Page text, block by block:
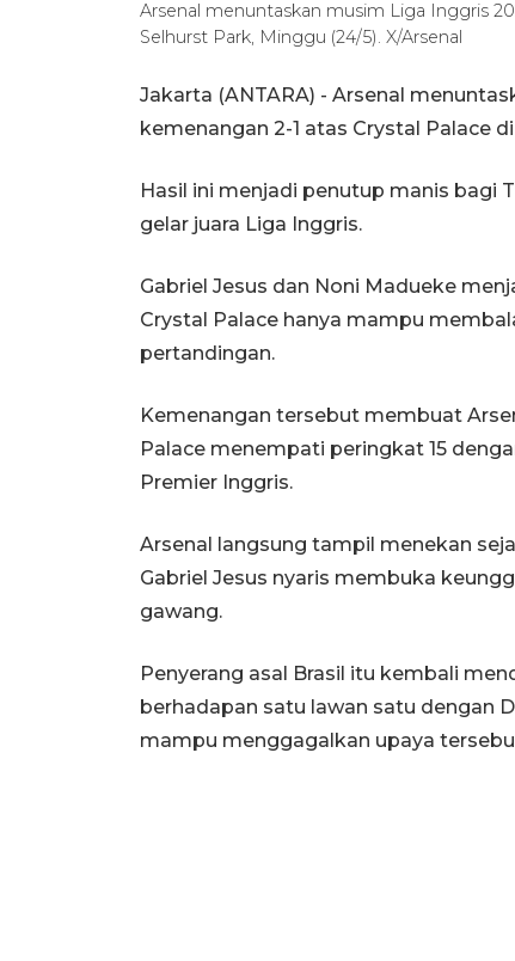
Arsenal menuntaskan musim Liga Inggris
Selhurst Park, Minggu (24/5). X/Arsenal
Jakarta (ANTARA) - Arsenal
kemenangan 2-1 atas Crystal Palace
Hasil ini menjadi penutup manis bagi
gelar juara Liga Inggris.
Gabriel Jesus dan Noni Madueke
Crystal Palace hanya mampu
pertandingan.
Kemenangan tersebut membuat
Palace menempati peringkat 15
Premier Inggris.
Arsenal langsung tampil menekan
Gabriel Jesus nyaris membuka
gawang.
Penyerang asal Brasil itu kembali
berhadapan satu lawan satu dengan
mampu menggagalkan upaya